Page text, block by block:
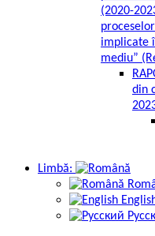
(2020-
implicate
mediu”
din
Limbă: